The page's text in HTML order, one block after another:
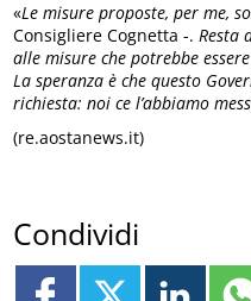
«Le misure proposte, per me,
Consigliere Cognetta -.Resta
alle misure che potrebbe
La speranza è che questo
richiesta: noi ce l’abbiamo
(re.aostanews.it)
Condividi